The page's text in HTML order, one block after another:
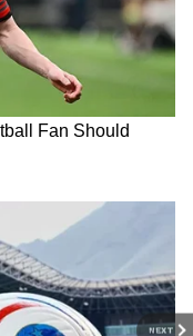
NEXT
প্রথম ৩০ মিনিট
ব্যবহার
services